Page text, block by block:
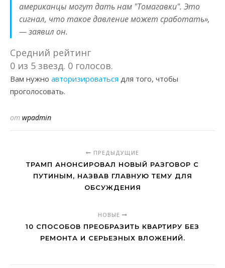
американцы могут дать нам "Томагавки". Это
сигнал, что такое давление может сработать»,
— заявил он.
Средний рейтинг
0 из 5 звезд. 0 голосов.
Вам нужно авторизироваться для того, чтобы
проголосовать.
от wpadmin
ПРЕДЫДУЩИЕ
ТРАМП АНОНСИРОВАЛ НОВЫЙ РАЗГОВОР С
ПУТИНЫМ, НАЗВАВ ГЛАВНУЮ ТЕМУ ДЛЯ
ОБСУЖДЕНИЯ
НОВЫЕ
10 СПОСОБОВ ПРЕОБРАЗИТЬ КВАРТИРУ БЕЗ
РЕМОНТА И СЕРЬЕЗНЫХ ВЛОЖЕНИЙ.